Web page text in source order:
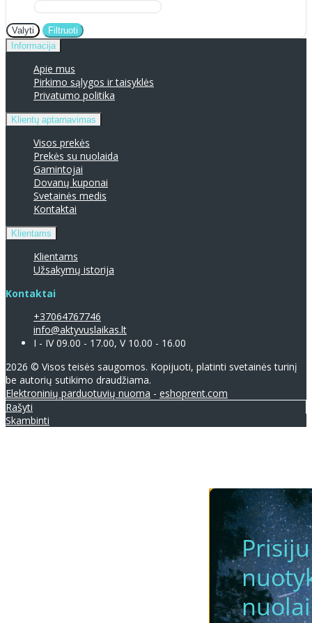
Valyti
Filtruoti
Informacija
Apie mus
Pirkimo sąlygos ir taisyklės
Privatumo politika
Klientų aptarnavimas
Visos prekės
Prekės su nuolaida
Gamintojai
Dovanų kuponai
Svetainės medis
Kontaktai
Klientams
Klientams
Užsakymų istorija
Kontaktai
+37064767746
info@aktyvuslaikas.lt
I - IV 09.00 - 17.00, V 10.00 - 16.00
2026 © Visos teisės saugomos. Kopijuoti, platinti svetainės turinį
be autorių sutikimo draudžiama.
Elektroninių parduotuvių nuoma - eshoprent.com
Rašyti
Skambinti